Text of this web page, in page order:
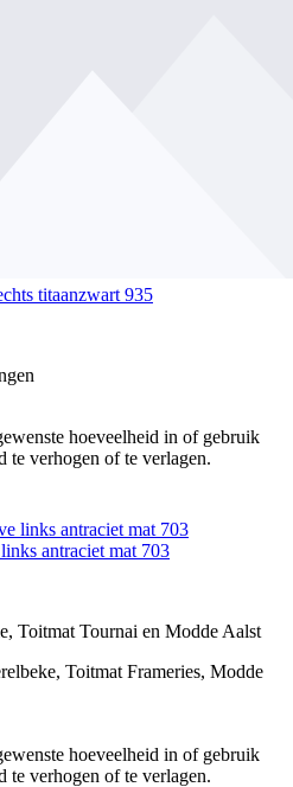
titaanzwart 935
hoeveelheid in of gebruik
te verhogen of te verlagen.
antraciet mat 703
, Toitmat Tournai en Modde Aalst
, Toitmat Frameries, Modde
hoeveelheid in of gebruik
te verhogen of te verlagen.